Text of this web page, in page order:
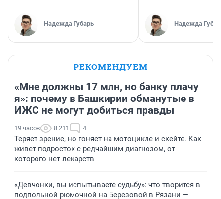
Надежда Губарь Надежда
РЕКОМЕНДУЕМ
«Мне должны 17 млн, но банку плачу
я»: почему в Башкирии обманутые в
ИЖС не могут добиться правды
19 часов 8 211 4
Теряет зрение, но гоняет на мотоцикле и скейте. Как
живет подросток с редчайшим диагнозом, от
которого нет лекарств
«Девчонки, вы испытываете судьбу»: что творится в
подпольной рюмочной на Березовой в Рязани —